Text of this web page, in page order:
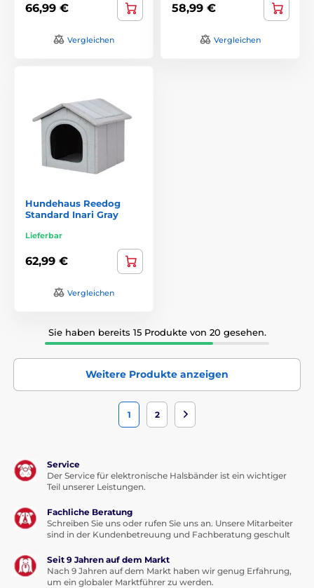
66,99 €
Vergleichen
58,99 €
Vergleichen
Hundehaus Reedog
Standard Inari Gray
Lieferbar
62,99 €
Vergleichen
Sie haben bereits 15 Produkte von 20 gesehen.
Weitere Produkte anzeigen
1 2
Service
Der Service für elektronische Halsbänder ist ein wichtiger
Teil unserer Leistungen.
Fachliche Beratung
Schreiben Sie uns oder rufen Sie uns an. Unsere Mitarbeiter
sind in der Kundenbetreuung und Fachberatung geschult
Seit 9 Jahren auf dem Markt
Nach 9 Jahren auf dem Markt haben wir genug Erfahrung,
um ein globaler Marktführer zu werden.